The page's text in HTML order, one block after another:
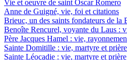
Vie et oeuvre de saint Oscar Romero
Anne de Guigné, vie, foi et citations
Brieuc, un des saints fondateurs de la
Benoîte Rencurel, voyante du Laus :
Père Jacques Hamel : vie,
Sainte Domitille : vie, martyre et
Sainte Léocadie : vie, martyre et prière